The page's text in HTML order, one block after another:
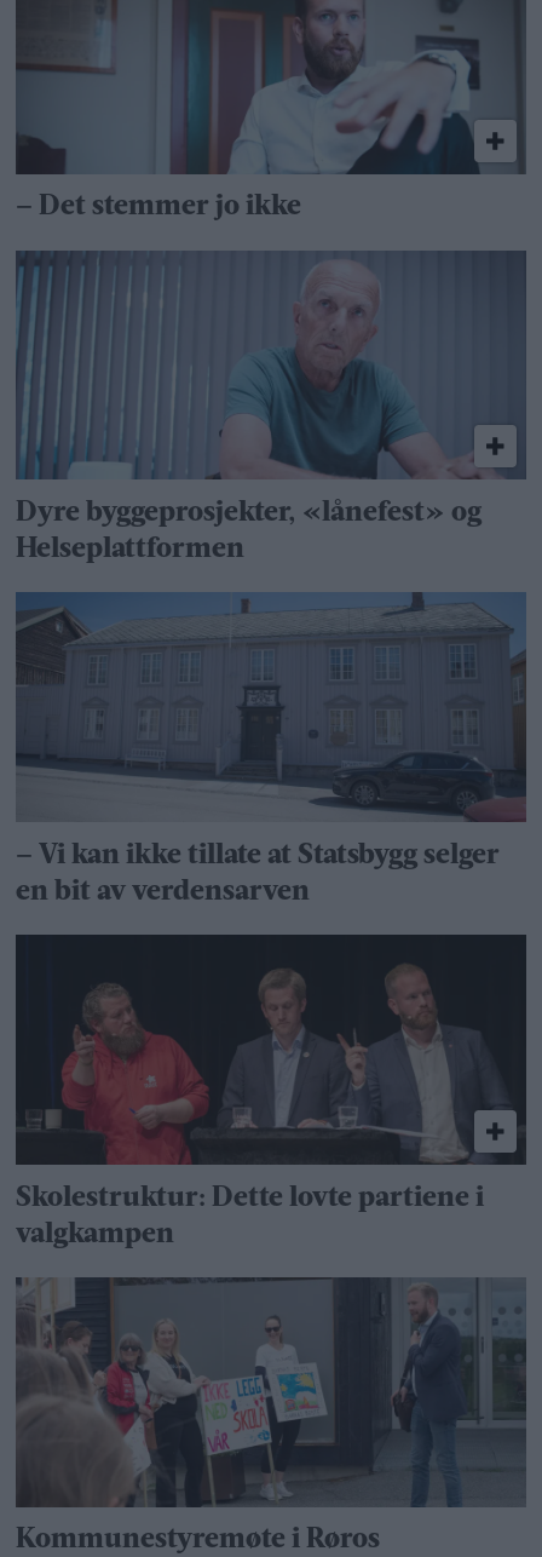
– Det stemmer jo ikke
Dyre byggeprosjekter, «lånefest» og
Helseplattformen
– Vi kan ikke tillate at Statsbygg selger
en bit av verdensarven
Skolestruktur: Dette lovte partiene i
valgkampen
Kommunestyremøte i Røros